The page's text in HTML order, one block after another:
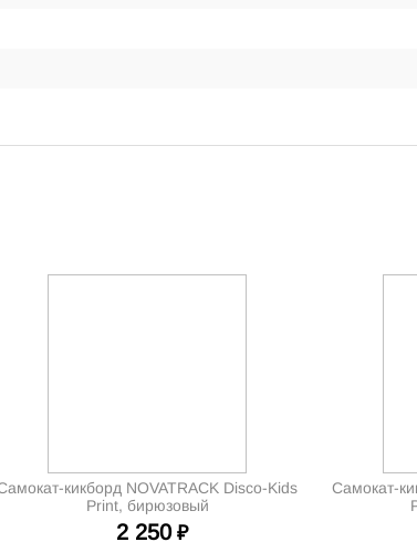
кикборд NOVATRACK Disco-Kids
Print, бирюзовый
2 250 ₽
Самокат-